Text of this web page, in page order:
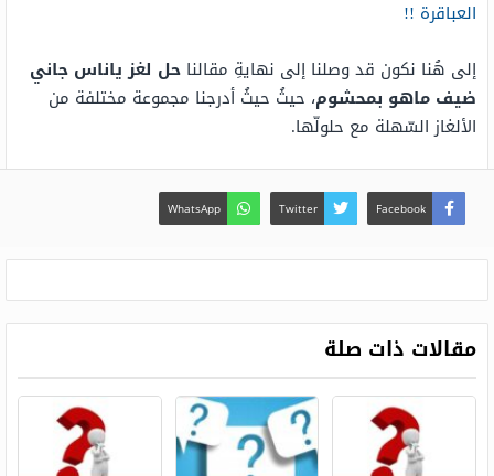
العباقرة !!
إلى هُنا نكون قد وصلنا إلى نهايةِ مقالنا حل لغز ياناس جاني
ضيف ماهو بمحشوم، حيثُ حيثُ أدرجنا مجموعة مختلفة من
الألغاز السّهلة مع حلولّها.
Facebook
Twitter
WhatsApp
مقالات ذات صلة